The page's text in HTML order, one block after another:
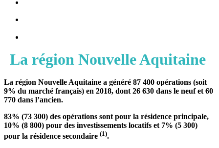
La région Nouvelle Aquitaine
La région Nouvelle Aquitaine a généré 87 400 opérations (soit
9% du marché français) en 2018, dont 26 630 dans le neuf et 60
770 dans l’ancien.
83% (73 300) des opérations sont pour la résidence principale,
10% (8 800) pour des investissements locatifs et 7% (5 300)
pour la résidence secondaire (1).